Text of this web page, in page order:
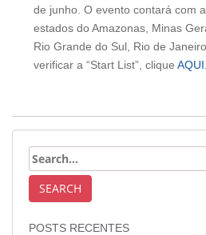
de junho. O evento contará com
estados do Amazonas, Minas
Rio Grande do Sul, Rio de
verificar a “Start List”, clique AQUI.
POSTS RECENTES